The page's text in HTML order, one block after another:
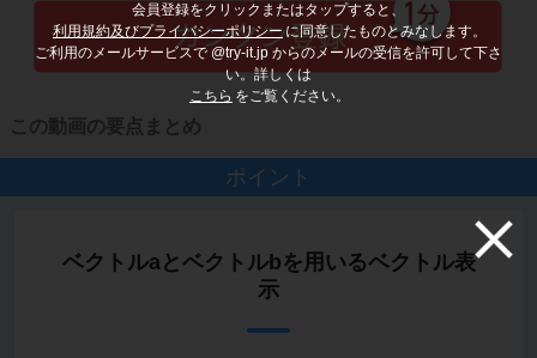
会員登録をクリックまたはタップすると、
利用規約及びプライバシーポリシー に同意したものとみなします。
ご利用のメールサービスで @try-it.jp からのメールの受信を許可して下さ
い。詳しくは
こちら をご覧ください。
この動画の要点まとめ
ポイント
ベクトルaとベクトルbを用いるベクトル表
示